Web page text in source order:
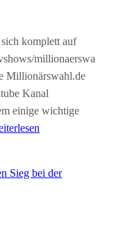
komplett auf
millionaerswa
Millionärswahl.de
Kanal
einige wichtige